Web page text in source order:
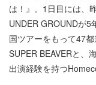
は！』。1日目には、
UNDER GROUNDが5
国ツアーをもって47
SUPER BEAVERと、
出演経験を持つ